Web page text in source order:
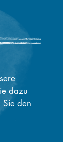
dazu
Sie den